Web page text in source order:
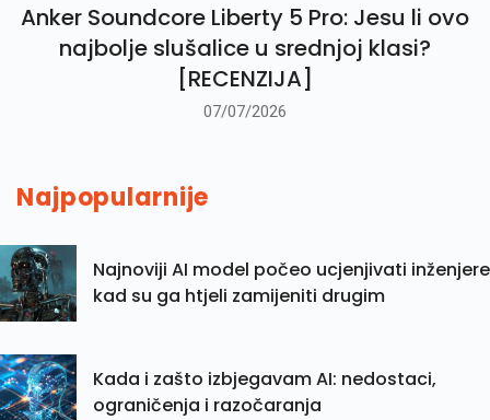
Anker Soundcore Liberty 5 Pro: Jesu li ovo
najbolje slušalice u srednjoj klasi?
[RECENZIJA]
07/07/2026
Najpopularnije
Najnoviji AI model počeo ucjenjivati inženjere
kad su ga htjeli zamijeniti drugim
Kada i zašto izbjegavam AI: nedostaci,
ograničenja i razočaranja